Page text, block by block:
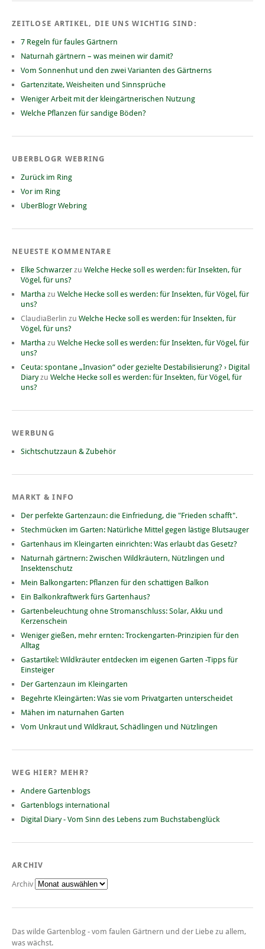
ZEITLOSE ARTIKEL, DIE UNS WICHTIG SIND:
7 Regeln für faules Gärtnern
Naturnah gärtnern – was meinen wir damit?
Vom Sonnenhut und den zwei Varianten des Gärtnerns
Gartenzitate, Weisheiten und Sinnsprüche
Weniger Arbeit mit der kleingärtnerischen Nutzung
Welche Pflanzen für sandige Böden?
UBERBLOGR WEBRING
Zurück im Ring
Vor im Ring
UberBlogr Webring
NEUESTE KOMMENTARE
Elke Schwarzer zu Welche Hecke soll es werden: für Insekten, für
Vögel, für uns?
Martha zu Welche Hecke soll es werden: für Insekten, für Vögel, für
uns?
ClaudiaBerlin zu Welche Hecke soll es werden: für Insekten, für
Vögel, für uns?
Martha zu Welche Hecke soll es werden: für Insekten, für Vögel, für
uns?
Ceuta: spontane „Invasion“ oder gezielte Destabilisierung? › Digital
Diaryzu Welche Hecke soll es werden: für Insekten, für Vögel, für
uns?
WERBUNG
Sichtschutzzaun & Zubehör
MARKT & INFO
Der perfekte Gartenzaun: die Einfriedung, die "Frieden schafft".
Stechmücken im Garten: Natürliche Mittel gegen lästige Blutsauger
Gartenhaus im Kleingarten einrichten: Was erlaubt das Gesetz?
Naturnah gärtnern: Zwischen Wildkräutern, Nützlingen und
Insektenschutz
Mein Balkongarten: Pflanzen für den schattigen Balkon
Ein Balkonkraftwerk fürs Gartenhaus?
Gartenbeleuchtung ohne Stromanschluss: Solar, Akku und
Kerzenschein
Weniger gießen, mehr ernten: Trockengarten-Prinzipien für den
Alltag
Gastartikel: Wildkräuter entdecken im eigenen Garten -Tipps für
Einsteiger
Der Gartenzaun im Kleingarten
Begehrte Kleingärten: Was sie vom Privatgarten unterscheidet
Mähen im naturnahen Garten
Vom Unkraut und Wildkraut, Schädlingen und Nützlingen
WEG HIER? MEHR?
Andere Gartenblogs
Gartenblogs international
Digital Diary - Vom Sinn des Lebens zum Buchstabenglück
ARCHIV
Archiv
Das wilde Gartenblog - vom faulen Gärtnern und der Liebe zu allem,
was wächst.